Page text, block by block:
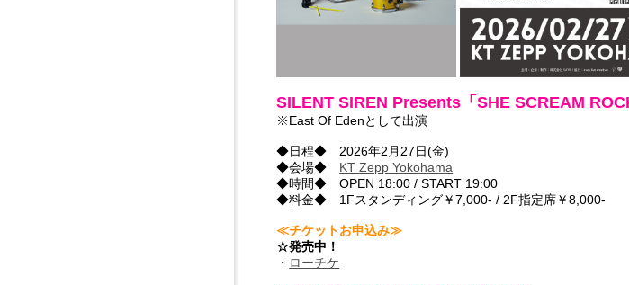
SILENT SIREN Presents「SHE SCREAM
※East Of Edenとして出演
◆日程◆ 2026年2月27日(金)
◆会場◆ KT Zepp Yokohama
◆時間◆ OPEN 18:00 / START 19:00
◆料金◆ 1Fスタンディング￥7,000- / 2F指定席￥8,000-
≪チケットお申込み≫
☆発売中！
・ ローチケ